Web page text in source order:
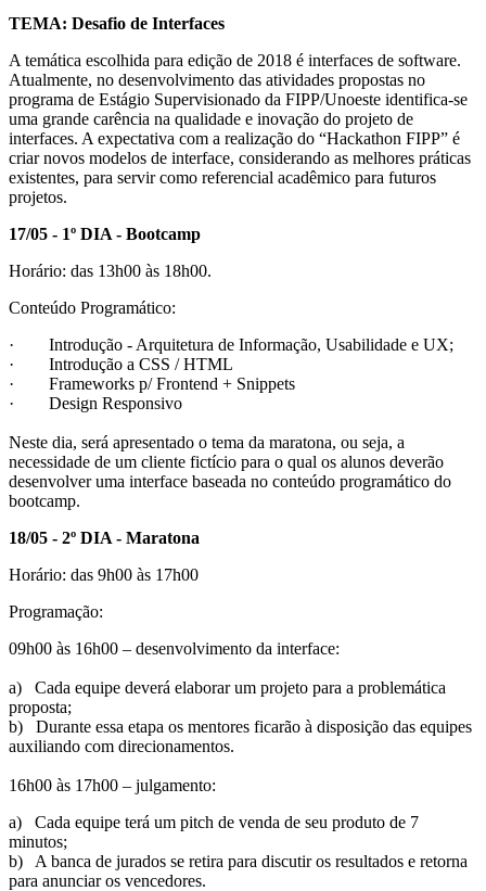
TEMA: Desafio de Interfaces
A temática escolhida para edição de 2018 é interfaces de software.
Atualmente, no desenvolvimento das atividades propostas no
programa de Estágio Supervisionado da FIPP/Unoeste identifica-se
uma grande carência na qualidade e inovação do projeto de
interfaces. A expectativa com a realização do “Hackathon FIPP” é
criar novos modelos de interface, considerando as melhores práticas
existentes, para servir como referencial acadêmico para futuros
projetos.
17/05 - 1º DIA - Bootcamp
Horário: das 13h00 às 18h00.
Conteúdo Programático:
· Introdução - Arquitetura de Informação, Usabilidade e UX;
· Introdução a CSS / HTML
· Frameworks p/ Frontend + Snippets
· Design Responsivo
Neste dia, será apresentado o tema da maratona, ou seja, a
necessidade de um cliente fictício para o qual os alunos deverão
desenvolver uma interface baseada no conteúdo programático do
bootcamp.
18/05 - 2º DIA - Maratona
Horário: das 9h00 às 17h00
Programação:
09h00 às 16h00 – desenvolvimento da interface:
a) Cada equipe deverá elaborar um projeto para a problemática
proposta;
b) Durante essa etapa os mentores ficarão à disposição das equipes
auxiliando com direcionamentos.
16h00 às 17h00 – julgamento:
a) Cada equipe terá um pitch de venda de seu produto de 7
minutos;
b) A banca de jurados se retira para discutir os resultados e retorna
para anunciar os vencedores.